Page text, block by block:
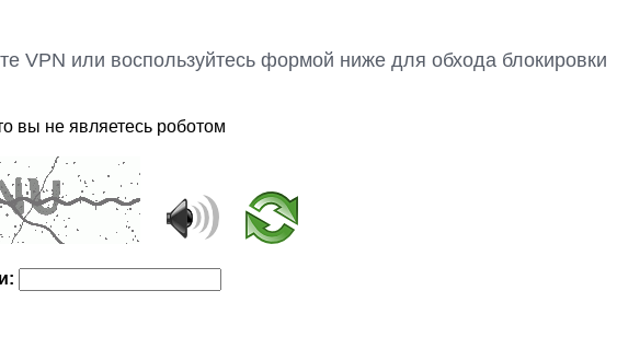
VPN или воспользуйтесь формой ниже для обхода блокировки
вы не являетесь роботом